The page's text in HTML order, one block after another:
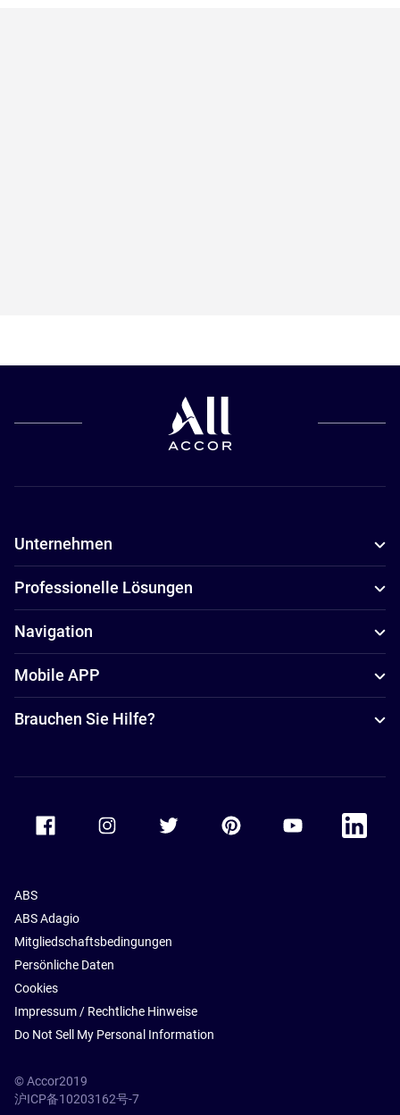
Unternehmen
Professionelle Lösungen
Navigation
Mobile APP
Brauchen Sie Hilfe?
Accor Youtube
Accor
ABS
ABS Adagio
Mitgliedschaftsbedingungen
Persönliche Daten
Cookies
Impressum / Rechtliche Hinweise
Do Not Sell My Personal Information
© Accor2019
沪ICP备10203162号-7